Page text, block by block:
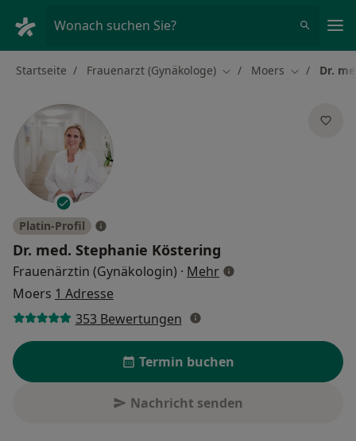
Wonach suchen Sie?
Startseite Frauenarzt (Gynäkologe) Stadt ändern
Moers StadtDr.
Platin-Profil
Dr. med. Stephanie Köstering
Frauenärztin (Gynäkologin) · Mehrüber Spezialisierungen
Moers 1 Adresse
353 Bewertungen
Termin buchen
Nachricht senden